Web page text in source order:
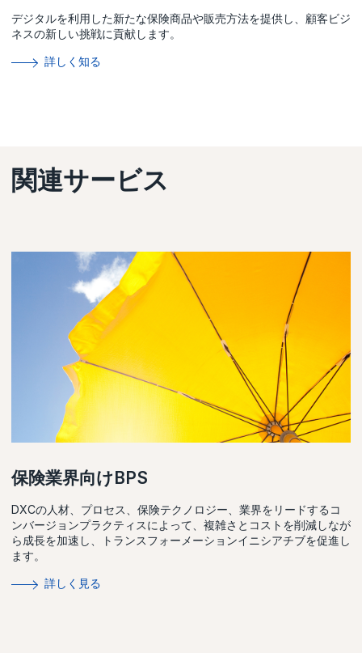
デジタルを利用した新たな保険商品や販売方法を提供し、顧客ビジ
ネスの新しい挑戦に貢献します。
詳しく知る
関連サービス
保険業界向けBPS
DXCの人材、プロセス、保険テクノロジー、業界をリードするコ
ンバージョンプラクティスによって、複雑さとコストを削減しなが
ら成長を加速し、トランスフォーメーションイニシアチブを促進し
ます。
詳しく見る